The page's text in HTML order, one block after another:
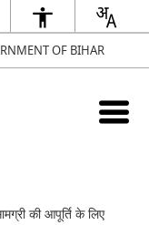
OF BIHAR
की आपूर्ति के लिए